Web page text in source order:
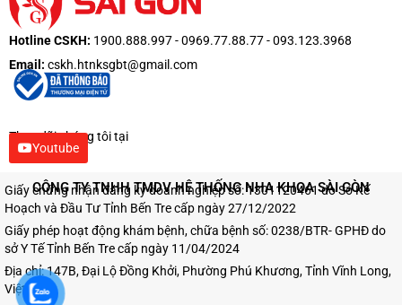
Hotline CSKH: 1900.888.997 - 0969.77.88.77 - 093.123.3968
Email: cskh.htnksgbt@gmail.com
Theo dõi chúng tôi tại
Youtube
CÔNG TY TNHH TMDV HỆ THỐNG NHA KHOA SÀI GÒN
Giấy chứng nhận đăng ký doanh nghiệp số: 1301120461 do Sở Kế
Hoạch và Đầu Tư Tỉnh Bến Tre cấp ngày 27/12/2022
Giấy phép hoạt động khám bệnh, chữa bệnh số: 0238/BTR- GPHĐ do
sở Y Tế Tỉnh Bến Tre cấp ngày 11/04/2024
Địa chỉ: 147B, Đại Lộ Đồng Khởi, Phường Phú Khương, Tỉnh Vĩnh Long,
Việt Nam